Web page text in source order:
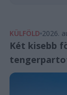
KÜLFÖLD 2026.
Két kisebb